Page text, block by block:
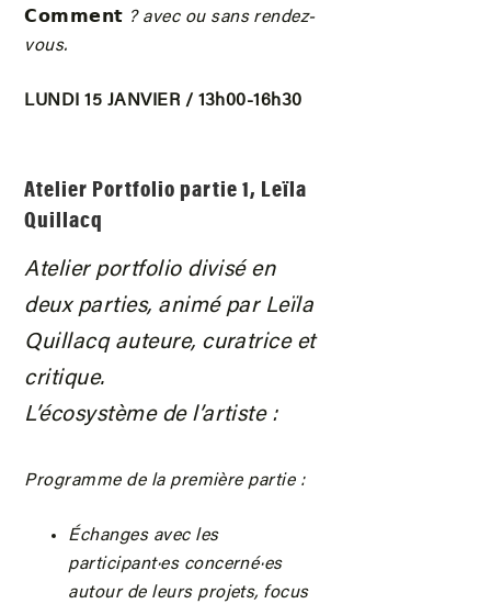
𝗖𝗼𝗺𝗺𝗲𝗻𝘁 ? avec ou sans rendez-
vous.
LUNDI 15 JANVIER / 13h00-16h30
Atelier Portfolio partie 1, Leïla
Quillacq
Atelier portfolio divisé en
deux parties, animé par Leïla
Quillacq auteure, curatrice et
critique.
L’écosystème de l’artiste :
Programme de la première partie :
Échanges avec les
participant·es concerné·es
autour de leurs projets, focus